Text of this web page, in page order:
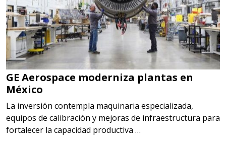
GE Aerospace moderniza plantas en
México
La inversión contempla maquinaria especializada,
equipos de calibración y mejoras de infraestructura para
fortalecer la capacidad productiva …